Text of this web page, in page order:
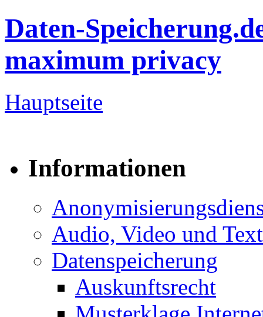
Daten-
maximum privacy
Hauptseite
Informationen
Audio, Video und Text
Datenspeicherung
Auskunftsrecht